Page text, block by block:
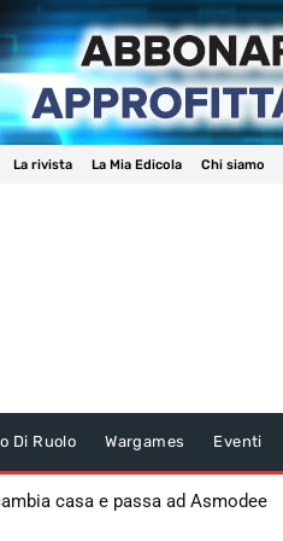
La rivista La Mia Edicola Chi siamo
Di Ruolo Wargames Eventi
casa e passa ad Asmodee